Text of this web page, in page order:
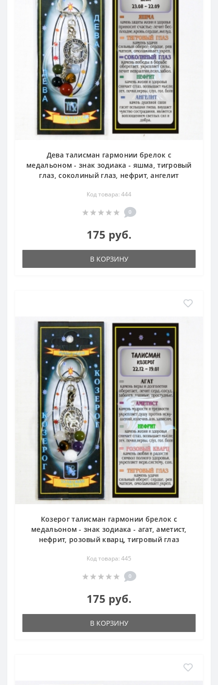
Дева талисман гармонии брелок с
медальоном - знак зодиака - яшма, тигровый
глаз, соколиный глаз, нефрит, ангелит
Код товара: 444
0
175 руб.
В КОРЗИНУ
Козерог талисман гармонии брелок с
медальоном - знак зодиака - агат, аметист,
нефрит, розовый кварц, тигровый глаз
Код товара: 445
0
175 руб.
В КОРЗИНУ